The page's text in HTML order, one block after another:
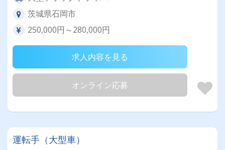
茨城県石岡市
250,000円～280,000円
求人内容を見る
オンライン応募
運転手（大型車）